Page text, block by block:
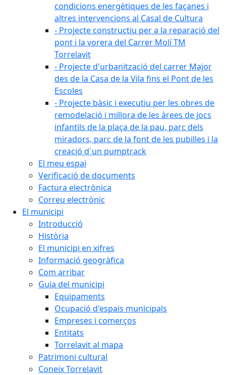
condicions energètiques de les façanes i
altres intervencions al Casal de Cultura
- Projecte constructiu per a la reparació del
pont i la vorera del Carrer Molí TM
Torrelavit
- Projecte d'urbanització del carrer Major
des de la Casa de la Vila fins el Pont de les
Escoles
- Projecte bàsic i executiu per les obres de
remodelació i millora de les àrees de jocs
infantils de la plaça de la pau, parc dels
miradors, parc de la font de les pubilles i la
creació d´un pumptrack
El meu espai
Verificació de documents
Factura electrònica
Correu electrònic
El municipi
Introducció
Història
El municipi en xifres
Informació geogràfica
Com arribar
Guia del municipi
Equipaments
Ocupació d'espais municipals
Empreses i comerços
Entitats
Torrelavit al mapa
Patrimoni cultural
Coneix Torrelavit